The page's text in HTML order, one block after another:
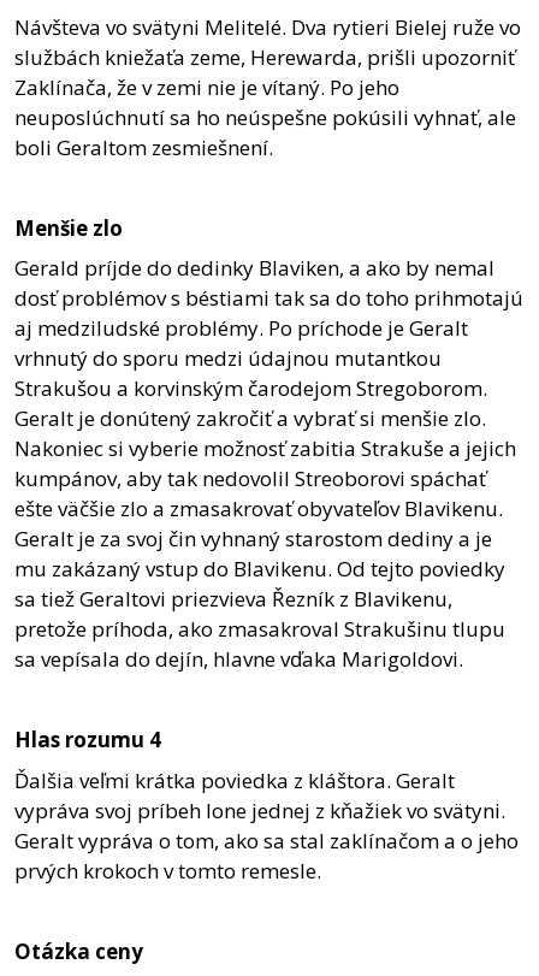
Návšteva vo svätyni Melitelé. Dva rytieri Bielej ruže vo
službách kniežaťa zeme, Herewarda, prišli upozorniť
Zaklínača, že v zemi nie je vítaný. Po jeho
neuposlúchnutí sa ho neúspešne pokúsili vyhnať, ale
boli Geraltom zesmiešnení.
Menšie zlo
Gerald príjde do dedinky Blaviken, a ako by nemal
dosť problémov s béstiami tak sa do toho prihmotajú
aj medziludské problémy. Po príchode je Geralt
vrhnutý do sporu medzi údajnou mutantkou
Strakušou a korvinským čarodejom Stregoborom.
Geralt je donútený zakročiť a vybrať si menšie zlo.
Nakoniec si vyberie možnosť zabitia Strakuše a jejich
kumpánov, aby tak nedovolil Streoborovi spáchať
ešte väčšie zlo a zmasakrovať obyvateľov Blavikenu.
Geralt je za svoj čin vyhnaný starostom dediny a je
mu zakázaný vstup do Blavikenu. Od tejto poviedky
sa tiež Geraltovi priezvieva Řezník z Blavikenu,
pretože príhoda, ako zmasakroval Strakušinu tlupu
sa vepísala do dejín, hlavne vďaka Marigoldovi.
Hlas rozumu 4
Ďalšia veľmi krátka poviedka z kláštora. Geralt
vypráva svoj príbeh Ione jednej z kňažiek vo svätyni.
Geralt vypráva o tom, ako sa stal zaklínačom a o jeho
prvých krokoch v tomto remesle.
Otázka ceny